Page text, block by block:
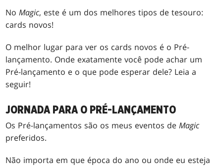
NoMagic, este é um dos melhores tipos de tesouro:
cards novos!
O melhor lugar para ver os cards novos é o Pré-
lançamento. Onde exatamente você pode achar um
Pré-lançamento e o que pode esperar dele? Leia a
seguir!
JORNADA PARA O PRÉ-LANÇAMENTO
Os Pré-lançamentos são os meus eventos deMagic
preferidos.
Não importa em que época do ano ou onde eu esteja